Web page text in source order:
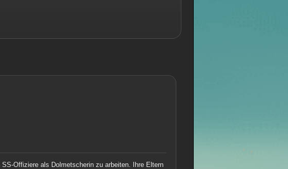
Offiziere als Dolmetscherin zu arbeiten. Ihre Eltern